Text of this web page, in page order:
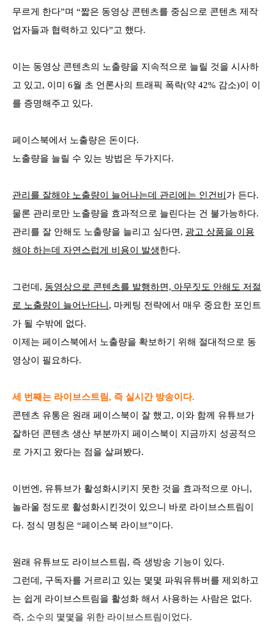
무르게 한다”며 “짧은 동영상 콘텐츠를 중심으로 콘텐츠 제작
업자들과 협력하고 있다”고 했다.
이는 동영상 콘텐츠의 노출량을 지속적으로 늘릴 것을 시사하
고 있고, 이미 6월 초 언론사의 트래픽 폭락(약 42% 감소)이 이
를 증명해주고 있다.
페이스북에서 노출량은 돈이다.
노출량을 늘릴 수 있는 방법은 두가지다.
관리를 잘해야 노출량이 늘어나는데 관리에는 인건비가 든다.
물론 관리로만 노출량을 효과적으로 늘린다는 건 불가능하다.
관리를 잘 안해도 노출량을 늘리고 싶다면, 광고 상품을 이용
해야 하는데 자연스럽게 비용이 발생한다.
그런데, 동영상으로 콘텐츠를 발행하면, 아무짓도 안해도 저절
로 노출량이 늘어난다니, 마케팅 전략에서 매우 중요한 포인트
가 될 수밖에 없다.
이제는 페이스북에서 노출량을 확보하기 위해 절대적으로 동
영상이 필요하다.
세 번째는 라이브스트림, 즉 실시간 방송이다.
콘텐츠 유통은 원래 페이스북이 잘 했고, 이와 함께 유튜브가
잘하던 콘텐츠 생산 부분까지 페이스북이 지금까지 성공적으
로 가지고 왔다는 점을 살펴봤다.
이번엔, 유튜브가 활성화시키지 못한 것을 효과적으로 아니,
놀라울 정도로 활성화시킨것이 있으니 바로 라이브스트림이
다. 정식 명칭은 “페이스북 라이브”이다.
원래 유튜브도 라이브스트림, 즉 생방송 기능이 있다.
그런데, 구독자를 거르리고 있는 몇몇 파워유튜버를 제외하고
는 쉽게 라이브스트림을 활성화 해서 사용하는 사람은 없다.
즉, 소수의 몇몇을 위한 라이브스트림이었다.